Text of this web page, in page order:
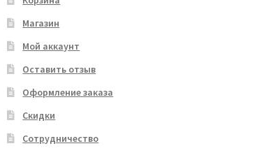
Магазин
Мой аккаунт
Оставить отзыв
Оформление заказа
Скидки
Сотрудничество